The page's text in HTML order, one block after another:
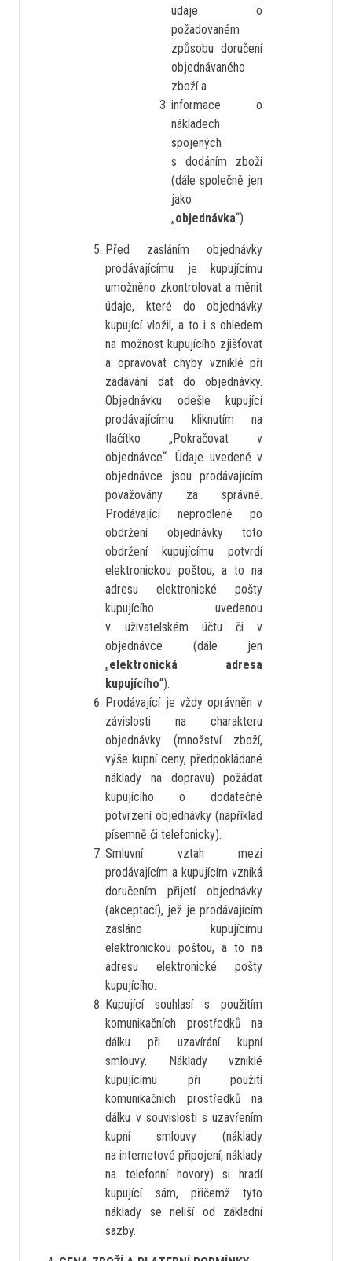
údaje o
požadovaném
způsobu doručení
objednávaného
zboží a
informace o
nákladech
spojených
s dodáním zboží
(dále společně jen
jako
„objednávka“).
Před zasláním objednávky
prodávajícímu je kupujícímu
umožněno zkontrolovat a měnit
údaje, které do objednávky
kupující vložil, a to i s ohledem
na možnost kupujícího zjišťovat
a opravovat chyby vzniklé při
zadávání dat do objednávky.
Objednávku odešle kupující
prodávajícímu kliknutím na
tlačítko „Pokračovat v
objednávce“. Údaje uvedené v
objednávce jsou prodávajícím
považovány za správné.
Prodávající neprodleně po
obdržení objednávky toto
obdržení kupujícímu potvrdí
elektronickou poštou, a to na
adresu elektronické pošty
kupujícího uvedenou
v uživatelském účtu či v
objednávce (dále jen
„elektronická adresa
kupujícího“).
Prodávající je vždy oprávněn v
závislosti na charakteru
objednávky (množství zboží,
výše kupní ceny, předpokládané
náklady na dopravu) požádat
kupujícího o dodatečné
potvrzení objednávky (například
písemně či telefonicky).
Smluvní vztah mezi
prodávajícím a kupujícím vzniká
doručením přijetí objednávky
(akceptací), jež je prodávajícím
zasláno kupujícímu
elektronickou poštou, a to na
adresu elektronické pošty
kupujícího.
Kupující souhlasí s použitím
komunikačních prostředků na
dálku při uzavírání kupní
smlouvy. Náklady vzniklé
kupujícímu při použití
komunikačních prostředků na
dálku v souvislosti s uzavřením
kupní smlouvy (náklady
na internetové připojení, náklady
na telefonní hovory) si hradí
kupující sám, přičemž tyto
náklady se neliší od základní
sazby.